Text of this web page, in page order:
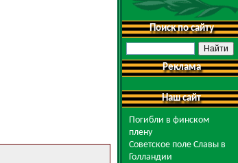
Поиск по сайту
Реклама
Наш сайт
Погибли в финском
плену
Советское поле Славы в
Голландии